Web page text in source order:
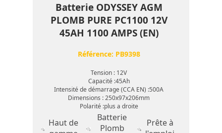
Batterie ODYSSEY AGM
PLOMB PURE PC1100 12V
45AH 1100 AMPS (EN)
Référence: PB9398
Tension : 12V
Capacité :45Ah
Intensité de démarrage (CCA EN) :500A
Dimensions : 250x97x206mm
Polarité :plus a droite
Haut de
Batterie
Plomb
Prête à